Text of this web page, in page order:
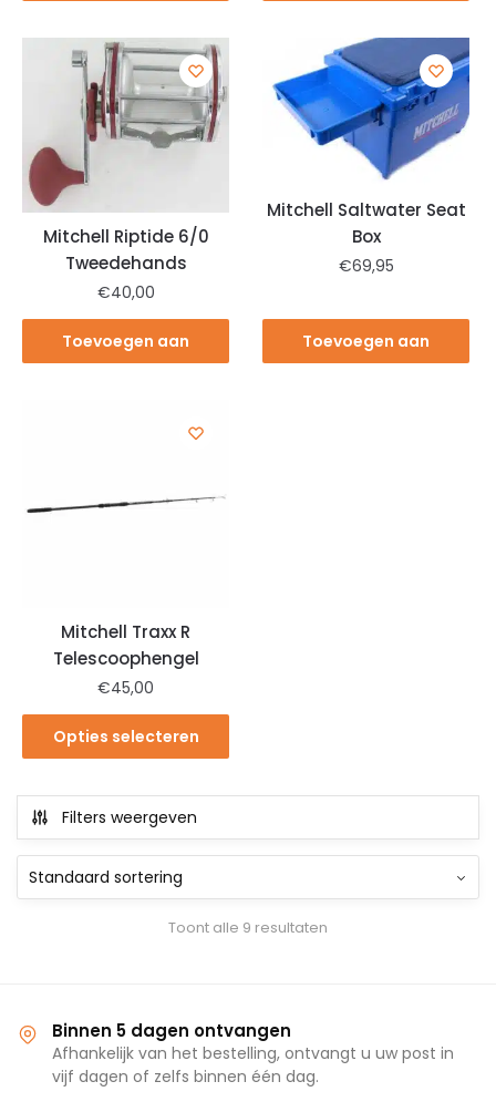
Mitchell Riptide 6/0
Tweedehands
€40,00
Toevoegen aan
Mitchell Saltwater Seat
Box
€69,95
Toevoegen aan
Mitchell Traxx R
Telescoophengel
€45,00
Opties selecteren
Filters weergeven
Toont alle 9 resultaten
Binnen 5 dagen ontvangen
Afhankelijk van het bestelling, ontvangt u uw post in
vijf dagen of zelfs binnen één dag.